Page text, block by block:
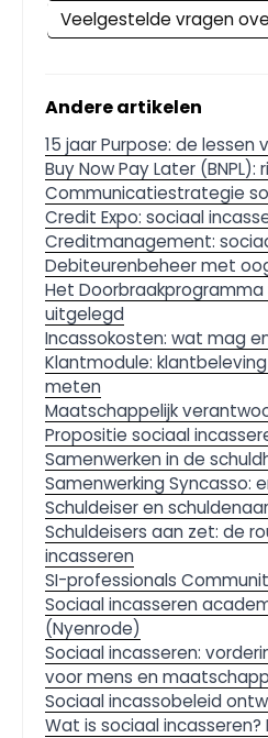
Veelgestelde vragen
Andere artikelen
15 jaar Purpose: de lessen
Buy Now Pay Later (BNPL):
Communicatiestrategie
Credit Expo: sociaal
Creditmanagement:
Debiteurenbeheer met
Het Doorbraakprogramma
uitgelegd
Incassokosten: wat mag
Klantmodule:
meten
Maatschappelijk
Propositie sociaal
Samenwerken in de
Samenwerking Syncasso:
Schuldeiser en
Schuldeisers aan zet: de
incasseren
SI-professionals
Sociaal incasseren
(Nyenrode)
Sociaal incasseren:
voor mens en
Sociaal incassobeleid
Wat is sociaal